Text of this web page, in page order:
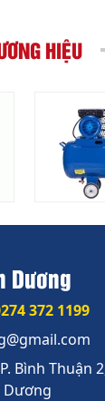
HIỆU
Dương
372 1199
Bình Thuận
Dương